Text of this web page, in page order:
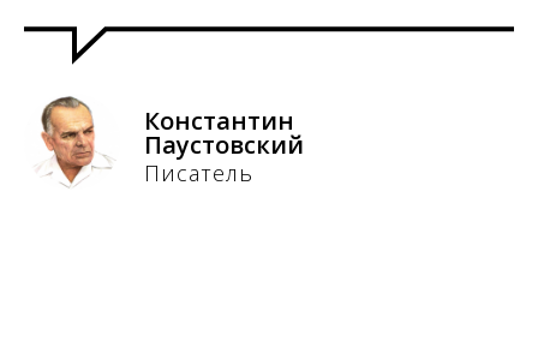
Константин
Паустовский
Писатель